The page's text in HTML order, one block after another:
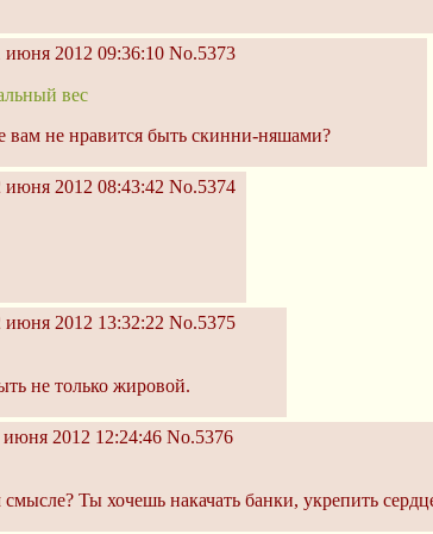
июня 2012 09:36:10 No.5373
вес
вам не нравится быть скинни-няшами?
июня 2012 08:43:42 No.5374
июня 2012 13:32:22 No.5375
не только жировой.
2012 12:24:46 No.5376
Ты хочешь накачать банки, укрепить